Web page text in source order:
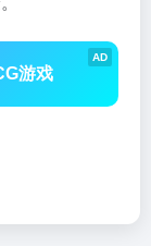
AD
游戏